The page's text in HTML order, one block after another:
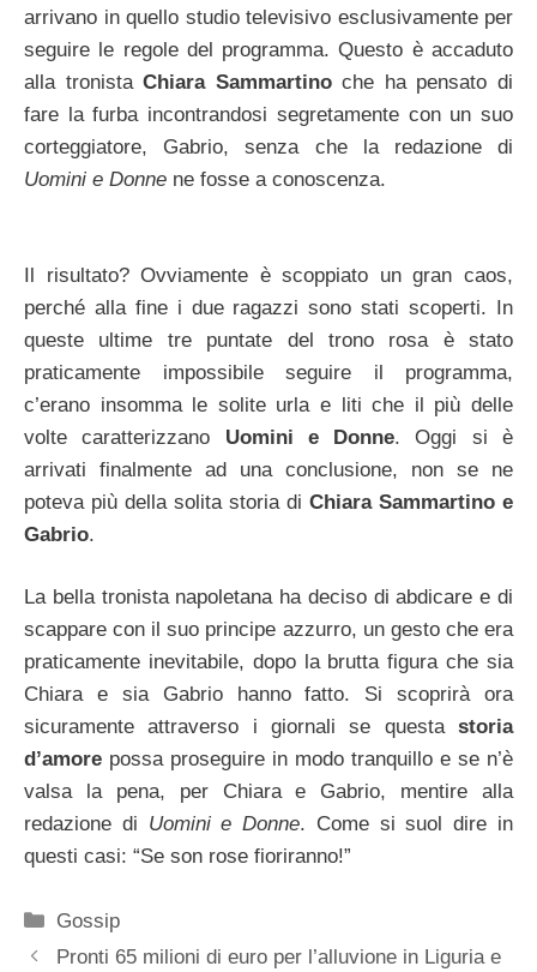
arrivano in quello studio televisivo esclusivamente per
seguire le regole del programma. Questo è accaduto
alla tronistaChiara Sammartinoche ha pensato di
fare la furba incontrandosi segretamente con un suo
corteggiatore, Gabrio, senza che la redazione di
Uomini e Donne ne fosse a conoscenza.
Il risultato? Ovviamente è scoppiato un gran caos,
perché alla fine i due ragazzi sono stati scoperti. In
queste ultime tre puntate del trono rosa è stato
praticamente impossibile seguire il programma,
c’erano insomma le solite urla e liti che il più delle
volte caratterizzano Uomini e Donne. Oggi si è
arrivati finalmente ad una conclusione, non se ne
poteva più della solita storia di Chiara Sammartino e
Gabrio.
La bella tronista napoletana ha deciso di abdicare e di
scappare con il suo principe azzurro, un gesto che era
praticamente inevitabile, dopo la brutta figura che sia
Chiara e sia Gabrio hanno fatto. Si scoprirà ora
sicuramente attraverso i giornali se questa storia
d’amore possa proseguire in modo tranquillo e se n’è
valsa la pena, per Chiara e Gabrio, mentire alla
redazione di Uomini e Donne. Come si suol dire in
questi casi: “Se son rose fioriranno!”
Categorie
Gossip
Pronti 65 milioni di euro per l’alluvione in Liguria e